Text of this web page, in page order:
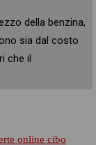
della benzina,
sia dal costo
che il
online cibo